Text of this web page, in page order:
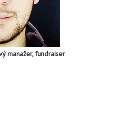
manažer, fundraiser